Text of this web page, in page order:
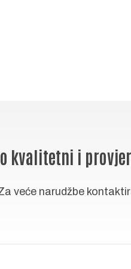
kvalitetni i
veće narudžbe